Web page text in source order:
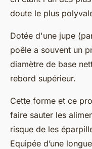
doute le plus
Dotée d'une jupe
poêle a souvent un
diamètre de base
rebord supérieur.
Cette forme et ce
faire sauter les
risque de les
Equipée d’une